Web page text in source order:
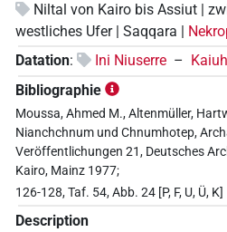
Niltal von Kairo bis Assiut |
westliches Ufer | Saqqara |
Datation: Ini Niuserre –
Bibliographie
Moussa, Ahmed M., Altenmüller,
Nianchchnum und Chnumhotep,
Veröffentlichungen 21, Deutsches
Kairo, Mainz 1977;
126-128, Taf. 54, Abb. 24 [P, F, U, Ü, K]
Description